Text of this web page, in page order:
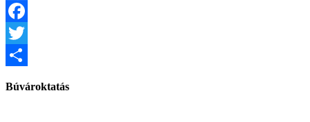
Facebook
Twitter
Búvároktatás